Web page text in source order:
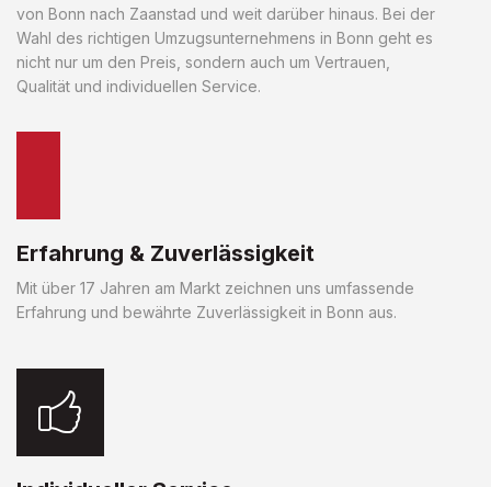
von Bonn nach Zaanstad und weit darüber hinaus. Bei der
Wahl des richtigen Umzugsunternehmens in Bonn geht es
nicht nur um den Preis, sondern auch um Vertrauen,
Qualität und individuellen Service.
Erfahrung & Zuverlässigkeit
Mit über 17 Jahren am Markt zeichnen uns umfassende
Erfahrung und bewährte Zuverlässigkeit in Bonn aus.